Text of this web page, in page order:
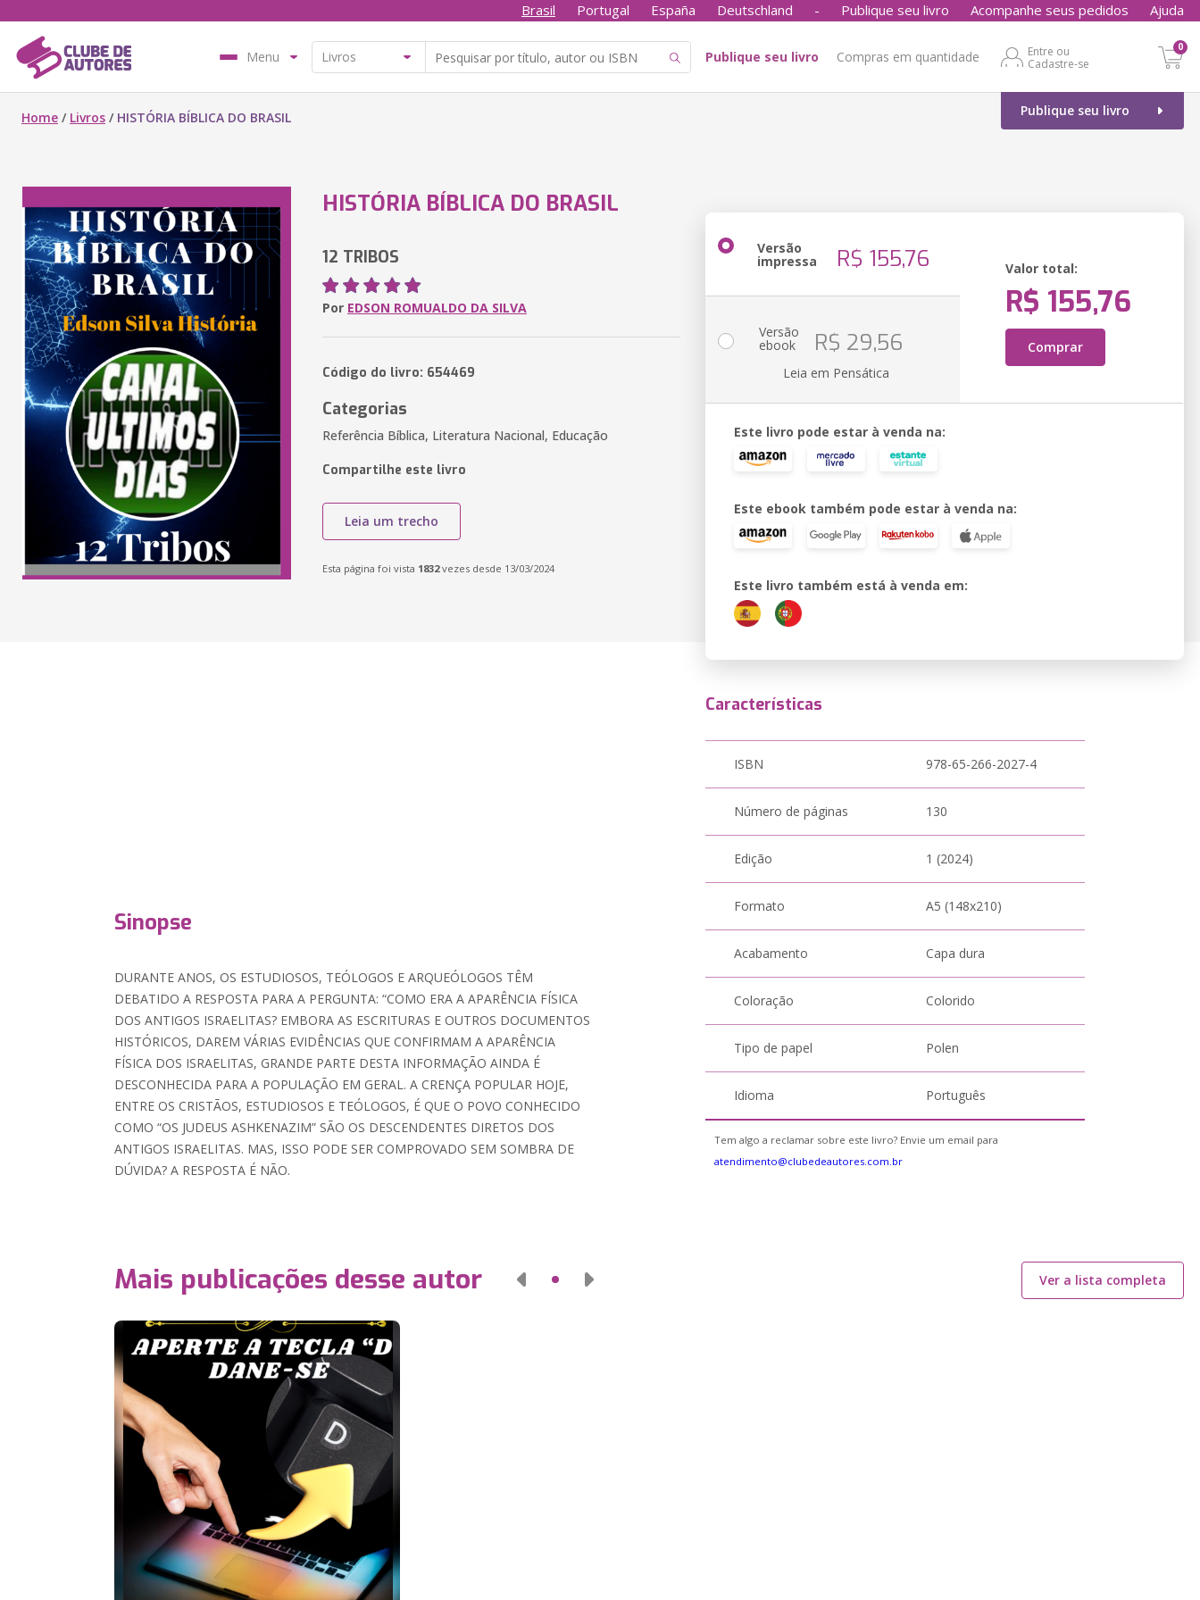
Brasil Portugal España Deutschland - Publique seu livro Acompanhe seus pedidos Ajuda
Menu Publique seu livro Compras em quantidade
Entre ou
Cadastre-se
0
Publique seu livro
Home / Livros / HISTÓRIA BÍBLICA DO BRASIL
HISTÓRIA BÍBLICA DO BRASIL
12 TRIBOS
Por EDSON ROMUALDO DA SILVA
Código do livro: 654469
Categorias
Referência Bíblica, Literatura Nacional, Educação
Compartilhe este livro
Leia um trecho
Esta página foi vista 1832vezes desde 13/03/2024
Versão
impressa R$ 155,76 Valor total:
R$ 155,76
Comprar
Versão
ebook R$ 29,56
Leia em Pensática
Este livro pode estar à venda na:
Este ebook também pode estar à venda na:
Este livro também está à venda em:
Sinopse
DURANTE ANOS, OS ESTUDIOSOS, TEÓLOGOS E ARQUEÓLOGOS TÊM
DEBATIDO A RESPOSTA PARA A PERGUNTA: “COMO ERA A APARÊNCIA FÍSICA
DOS ANTIGOS ISRAELITAS? EMBORA AS ESCRITURAS E OUTROS DOCUMENTOS
HISTÓRICOS, DAREM VÁRIAS EVIDÊNCIAS QUE CONFIRMAM A APARÊNCIA
FÍSICA DOS ISRAELITAS, GRANDE PARTE DESTA INFORMAÇÃO AINDA É
DESCONHECIDA PARA A POPULAÇÃO EM GERAL. A CRENÇA POPULAR HOJE,
ENTRE OS CRISTÃOS, ESTUDIOSOS E TEÓLOGOS, É QUE O POVO CONHECIDO
COMO “OS JUDEUS ASHKENAZIM” SÃO OS DESCENDENTES DIRETOS DOS
ANTIGOS ISRAELITAS. MAS, ISSO PODE SER COMPROVADO SEM SOMBRA DE
DÚVIDA? A RESPOSTA É NÃO.
Características
ISBN 978-65-266-2027-4
Número de páginas 130
Edição 1 (2024)
Formato A5 (148x210)
Acabamento Capa dura
Coloração Colorido
Tipo de papel Polen
Idioma Português
Tem algo a reclamar sobre este livro? Envie um email para
atendimento@clubedeautores.com.br
Mais publicações desse autor Ver a lista completa